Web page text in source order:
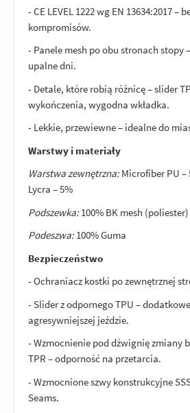
- CE LEVEL 1222 wg EN 13634:2017 –
kompromisów.
- Panele mesh po obu stronach stopy
upalne dni.
- Detale, które robią różnicę – slider
wykończenia, wygodna wkładka.
- Lekkie, przewiewne – idealne do
Warstwy i materiały
Warstwa zewnętrzna:Microfiber PU –
Lycra – 5%
Podszewka:100% BK mesh (poliester)
Podeszwa:100% Guma
Bezpieczeństwo
- Ochraniacz kostki po zewnętrznej
- Slider z odpornego TPU –
agresywniejszej jeździe.
- Wzmocnienie pod dźwignię zmiany
TPR – odporność na przetarcia.
- Wzmocnione szwy konstrukcyjne
Seams.